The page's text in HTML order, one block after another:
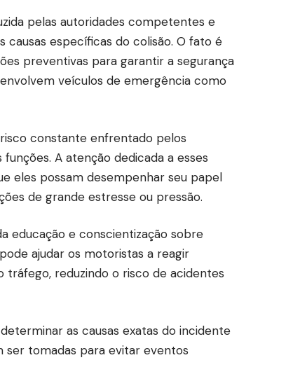
pelas autoridades competentes e
causas específicas do colisão. O fato é
preventivas para garantir a segurança
veículos de emergência como
constante enfrentado pelos
A atenção dedicada a esses
eles possam desempenhar seu papel
de grande estresse ou pressão.
educação e conscientização sobre
ajudar os motoristas a reagir
tráfego, reduzindo o risco de acidentes
as causas exatas do incidente
ser tomadas para evitar eventos